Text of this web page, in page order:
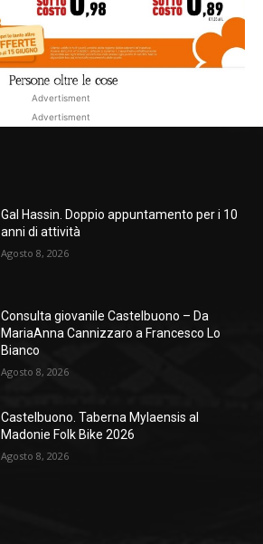
Advertisment
Advertisment
Gal Hassin. Doppio appuntamento per i 10
anni di attività
Agosto 8, 2026
Consulta giovanile Castelbuono – Da
MariaAnna Cannizzaro a Francesco Lo
Bianco
Agosto 8, 2026
Castelbuono. Taberna Mylaensis al
Madonie Folk Bike 2026
Agosto 8, 2026